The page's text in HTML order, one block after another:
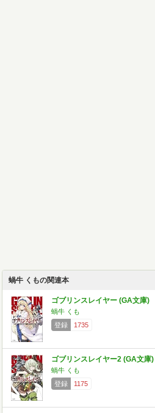
蝸牛 くもの関連本
ゴブリンスレイヤー (GA文庫)
蝸牛 くも
登録
1735
ゴブリンスレイヤー2 (GA文庫)
蝸牛 くも
登録
1175